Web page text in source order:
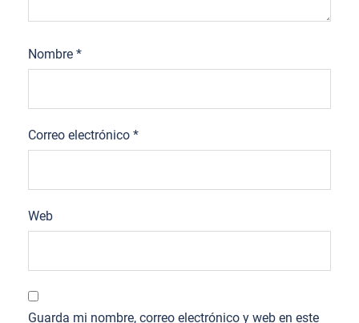
Nombre *
Correo electrónico *
Web
Guarda mi nombre, correo electrónico y web en este